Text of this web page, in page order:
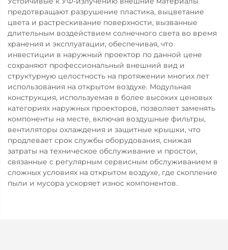
предотвращают разрушение пластика, выцветание
цвета и растрескивание поверхности, вызванные
длительным воздействием солнечного света во время
хранения и эксплуатации, обеспечивая, что
инвестиции в наружный проектор по данной цене
сохраняют профессиональный внешний вид и
структурную целостность на протяжении многих лет
использования на открытом воздухе. Модульная
конструкция, используемая в более высоких ценовых
категориях наружных проекторов, позволяет заменять
компоненты на месте, включая воздушные фильтры,
вентиляторы охлаждения и защитные крышки, что
продлевает срок службы оборудования, снижая
затраты на техническое обслуживание и простои,
связанные с регулярным сервисным обслуживанием в
сложных условиях на открытом воздухе, где скопление
пыли и мусора ускоряет износ компонентов.